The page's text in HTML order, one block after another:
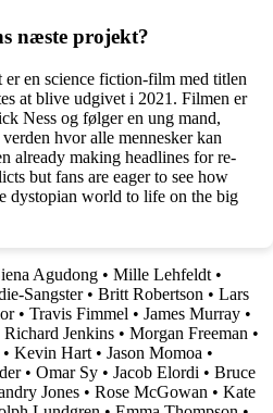
næste projekt?
en science fiction-film med titlen
at blive udgivet i 2021. Filmen er
Ness og følger en ung mand,
hvor alle mennesker kan
already making headlines for re-
but fans are eager to see how
dystopian world to life on the big
Agudong • Mille Lehfeldt •
Sangster• Britt Robertson • Lars
• Travis Fimmel • James Murray •
Richard Jenkins • Morgan Freeman •
• Kevin Hart • Jason Momoa •
• Omar Sy • Jacob Elordi • Bruce
Jones • Rose McGowan • Kate